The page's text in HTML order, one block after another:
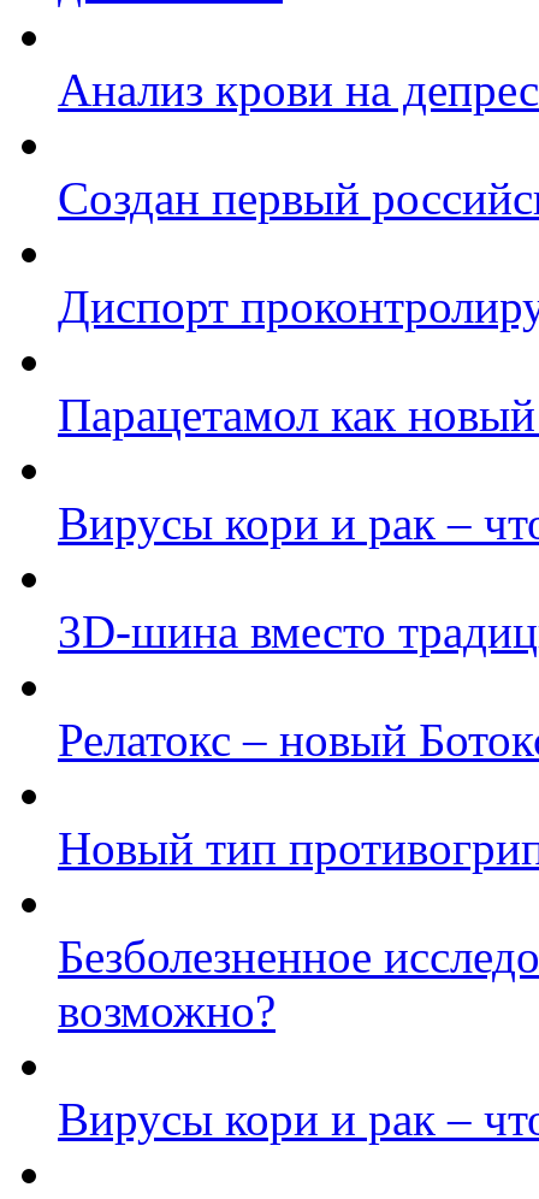
Анализ крови на
Создан первый
Диспорт
Парацетамол как
Вирусы кори и рак –
3D-шина вместо
Релатокс – новый
Новый тип
Безболезненное
возможно?
Вирусы кори и рак –